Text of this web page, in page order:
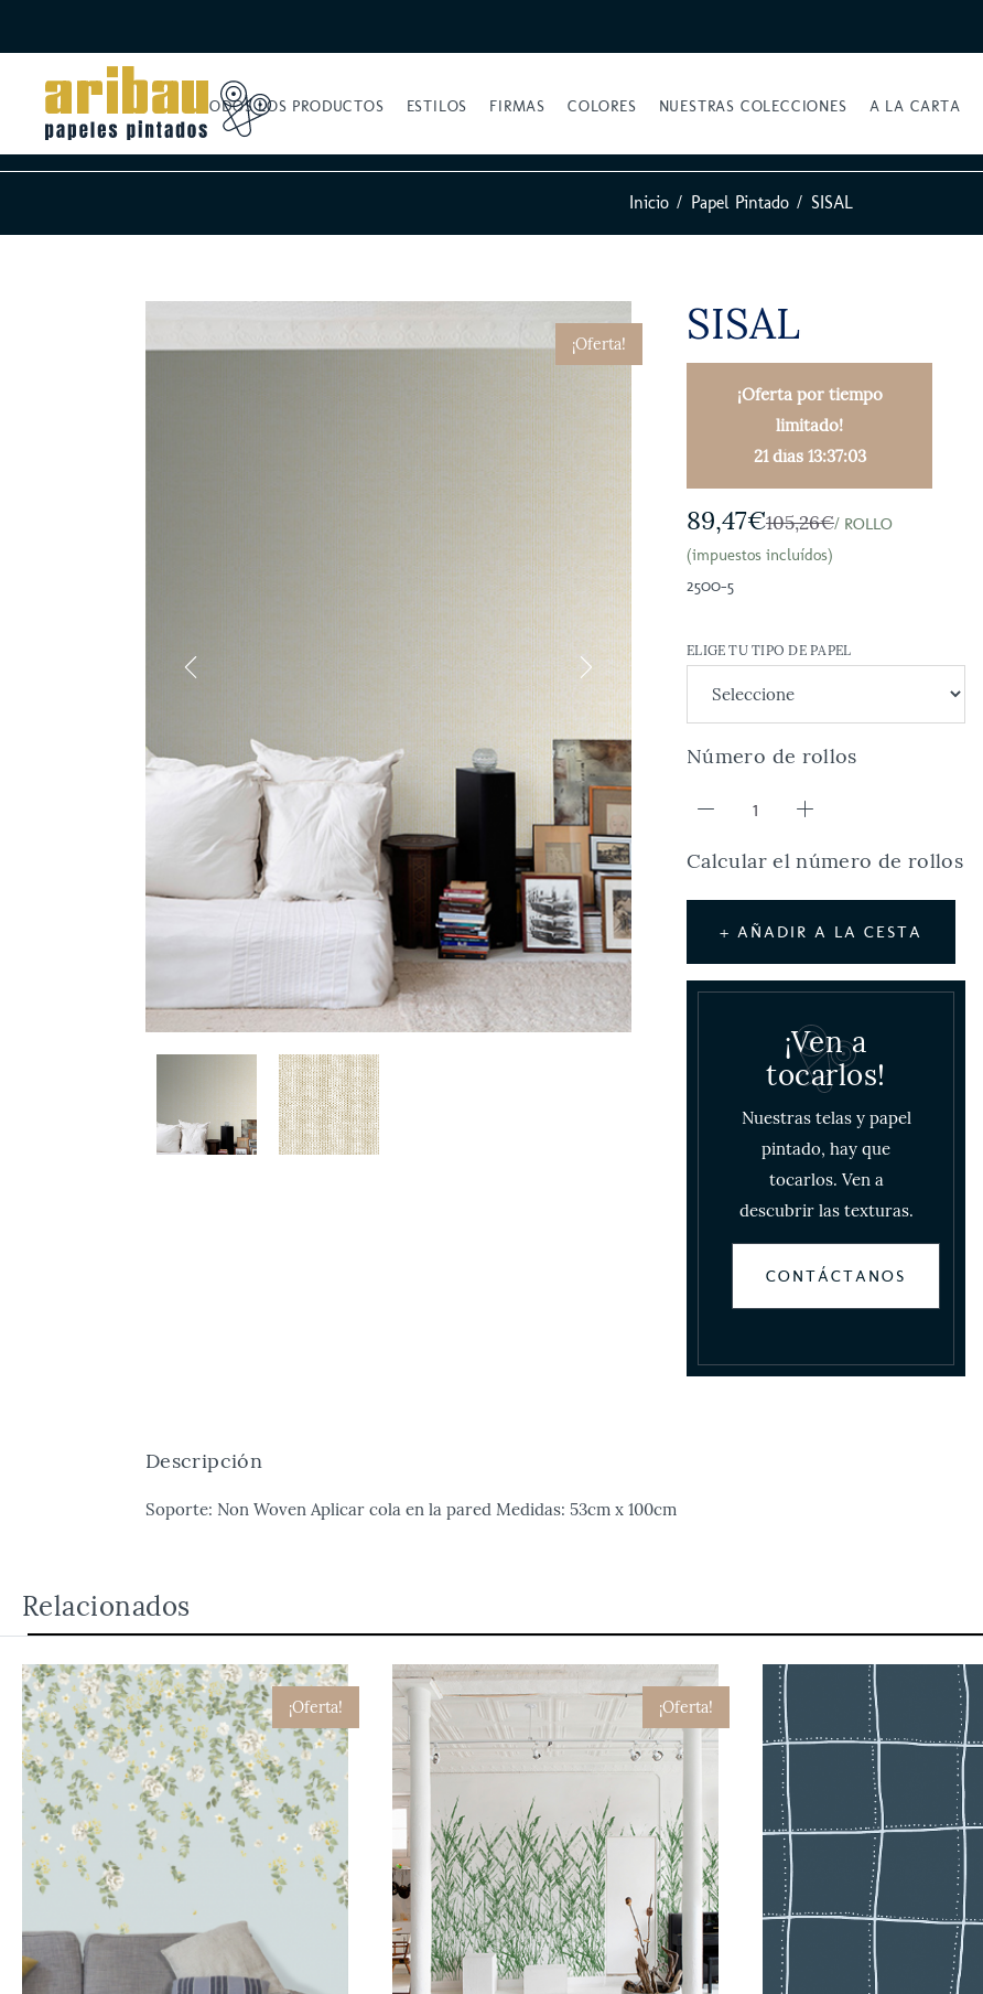
TODOS LOS PRODUCTOS ESTILOS FIRMAS COLORES NUESTRAS COLECCIONES A LA CARTA
Inicio Papel Pintado SISAL
¡Oferta! SISAL
¡Oferta por tiempo
limitado!
21 días 13:37:02
89,47€105,26€/ ROLLO
(impuestos incluídos)
2500-5
ELIGE TU TIPO DE PAPEL
Número de rollos
Calcular el número de rollos
+ AÑADIR A LA CESTA
¡Ven a
tocarlos!
Nuestras telas y papel
pintado, hay que
tocarlos. Ven a
descubrir las texturas.
CONTÁCTANOS
Descripción
Soporte: Non Woven Aplicar cola en la pared Medidas: 53cm x 100cm
Relacionados
¡Oferta! ¡Oferta!